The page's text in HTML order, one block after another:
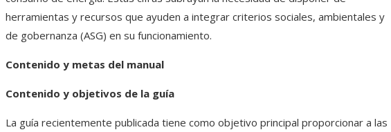
herramientas y recursos que ayuden a integrar criterios sociales, ambientales y
de gobernanza (ASG) en su funcionamiento.​
Contenido y metas del manual
Contenido y objetivos de la guía
La guía recientemente publicada tiene como objetivo principal proporcionar a las